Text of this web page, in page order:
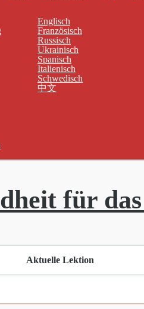
Englisch
Französisch
Russisch
Ukrainisch
Spanisch
Italienisch
Schwedisch
中文
für
Aktuelle Lektion